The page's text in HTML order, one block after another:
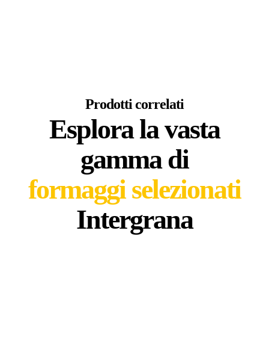
Prodotti correlati
Esplora la vasta
gamma di
formaggi selezionati
Intergrana